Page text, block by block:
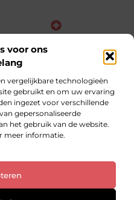
voor ons
vergelijkbare technologieën
gebruikt en om uw ervaring
ingezet voor verschillende
gepersonaliseerde
het gebruik van de website.
meer informatie.
inzichten.
over uiteenlopende